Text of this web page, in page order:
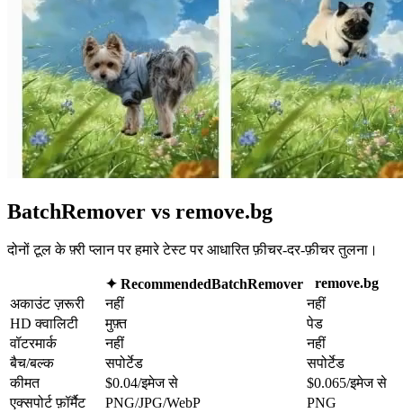
BatchRemover vs remove.bg
दोनों टूल के फ़्री प्लान पर हमारे टेस्ट पर आधारित फ़ीचर-दर-फ़ीचर तुलना।
✦ RecommendedBatchRemover
remove.bg
अकाउंट ज़रूरी
नहीं
नहीं
HD क्वालिटी
मुफ़्त
पेड
वॉटरमार्क
नहीं
नहीं
बैच/बल्क
सपोर्टेड
सपोर्टेड
कीमत
$0.04/इमेज से
$0.065/इमेज से
एक्सपोर्ट फ़ॉर्मैट
PNG/JPG/WebP
PNG